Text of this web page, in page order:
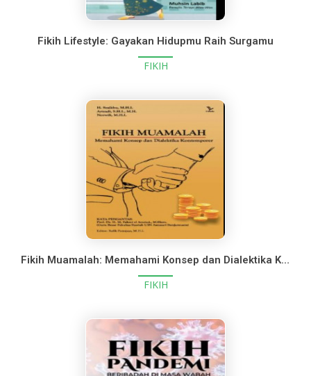
Fikih Lifestyle: Gayakan Hidupmu Raih Surgamu
FIKIH
Fikih Muamalah: Memahami Konsep dan Dialektika Kontemporer
FIKIH